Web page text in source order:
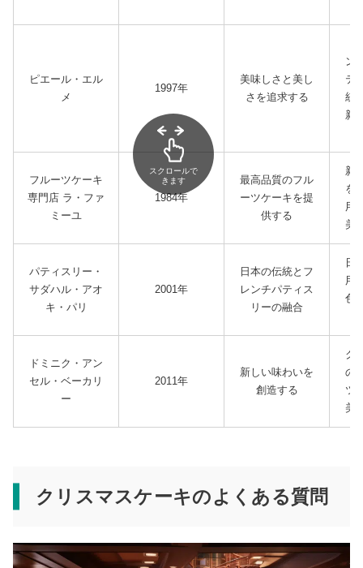
ピエール・エル
メ
1997年
美味しさと美し
さを追求する
ン
テ
統
新
フルーツケーキ
専門店 ラ・ファ
ミーユ
1984年
最高品質のフル
ーツケーキを提
供する
新
を
用
美
パティスリー・
サダハル・アオ
キ・パリ
2001年
日本の伝統とフ
レンチパティス
リーの融合
日
用
色
ドミニク・アン
セル・ベーカリ
ー
2011年
新しい味わいを
創造する
ク
の
ツ
美
スクロールで
きます
クリスマスケーキのよくある質問